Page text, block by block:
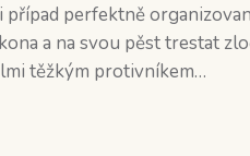
případ perfektně
a na svou pěst trestat
těžkým protivníkem…